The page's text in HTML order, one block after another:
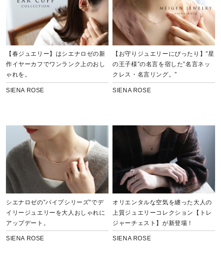
【春ジュエリー】はシエナロゼの新
作イヤーカフでワンランク上のおし
ゃれを。
SIENA ROSE
【お守りジュエリーにぴったり】”星
の王子様”の名言を宿した”名言ネッ
クレス・名言リング。”
SIENA ROSE
シエナロゼの”パイプシリーズ”でデ
イリージュエリーを大人おしゃれに
アップデート。
SIENA ROSE
オリエンタルな空気を纏った大人の
上質ジュエリーコレクション【トレ
ジャーチェスト】が新登場！
SIENA ROSE